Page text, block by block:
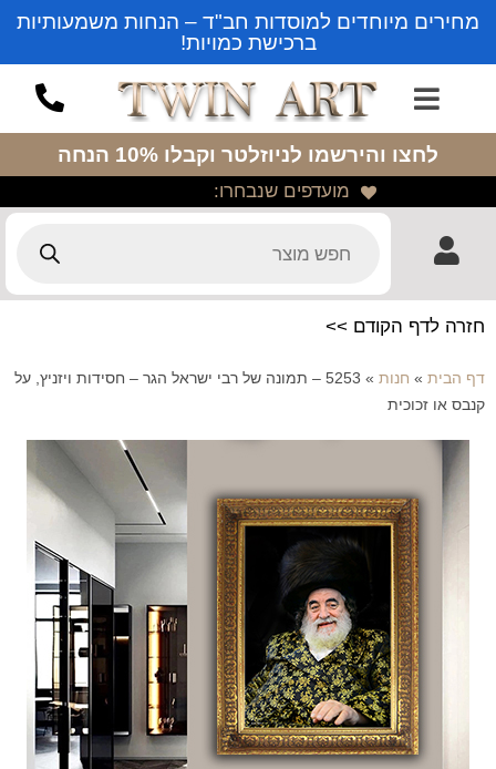
מחירים מיוחדים למוסדות חב"ד – הנחות משמעותיות
ברכישת כמויות!
לחצו והירשמו לניוזלטר וקבלו 10% הנחה
מועדפים שנבחרו:
חזרה לדף הקודם >>
דף הבית » חנות »
5253 – תמונה של רבי ישראל הגר – חסידות ויזניץ, על
קנבס או זכוכית